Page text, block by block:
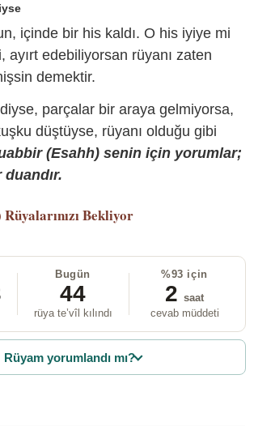
içinde bir his kaldı. O his iyiye mi
ayırt edebiliyorsan rüyanı zaten
demektir.
parçalar bir araya gelmiyorsa,
düştüyse, rüyanı olduğu gibi
(Esahh) senin için yorumlar;
Rüyalarınızı Bekliyor
Bugün
44
rüya te’vîl kılındı
%93 için
2 saat
cevab müddeti
Rüyam yorumlandı mı?